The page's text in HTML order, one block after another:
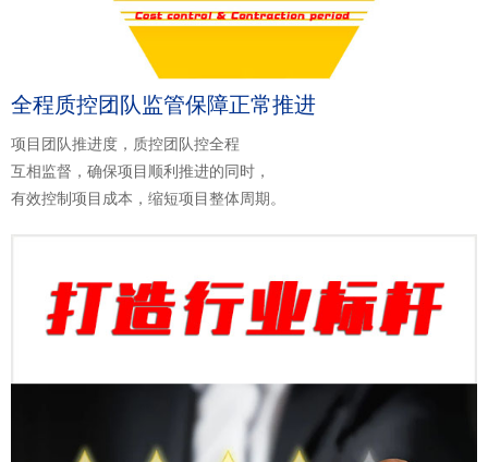
全程质控团队监管保障正常推进
项目团队推进度，质控团队控全程
互相监督，确保项目顺利推进的同时，
有效控制项目成本，缩短项目整体周期。